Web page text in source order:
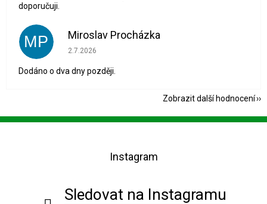
doporučuji.
MP Miroslav Procházka
Hodnocení obchodu je 1 z 5 hvězdiček.
2.7.2026
Dodáno o dva dny později.
Zobrazit další hodnocení
Z
Instagram
Sledovat na Instagramu